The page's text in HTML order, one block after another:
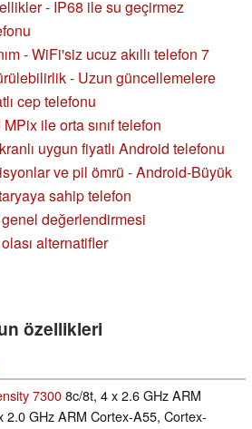
- IP68 ile su geçirmez
- WiFi'siz ucuz akıllı telefon 7
- Uzun güncellemelere
cep telefonu
ile orta sınıf telefon
uygun fiyatlı Android telefonu
ve pil ömrü - Android-Büyük
sahip telefon
değerlendirmesi
alternatifler
özellikleri
73008c/8t, 4 x 2.6 GHz ARM
2.0 GHz ARM Cortex-A55, Cortex-